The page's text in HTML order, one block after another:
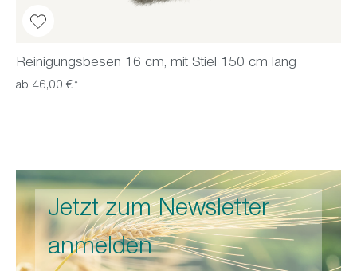
Reinigungsbesen 16 cm, mit Stiel 150 cm lang
ab 46,00 €*
Jetzt zum Newsletter
anmelden